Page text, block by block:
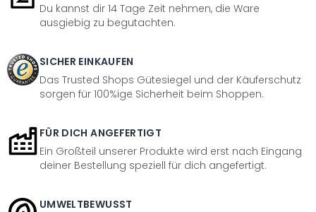
Du kannst dir 14 Tage Zeit nehmen, die Ware
ausgiebig zu begutachten.
SICHER EINKAUFEN
Das Trusted Shops Gütesiegel und der Käuferschutz
sorgen für 100%ige Sicherheit beim Shoppen.
FÜR DICH ANGEFERTIGT
Ein Großteil unserer Produkte wird erst nach Eingang
deiner Bestellung speziell für dich angefertigt.
UMWELTBEWUSST